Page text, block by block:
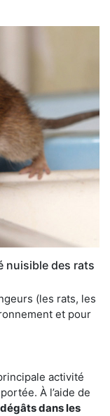
nuisible des rats
(les rats, les
et pour
activité
À l’aide de
dans les